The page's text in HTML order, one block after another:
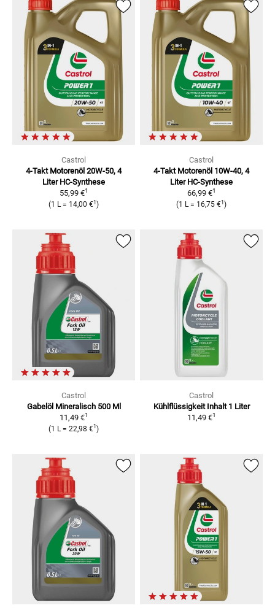
Castrol
4-Takt Motorenöl 20W-50, 4
Liter HC-Synthese
55,99 €1
(1 L= 14,00 €1 )
Castrol
4-Takt Motorenöl 10W-40, 4
Liter HC-Synthese
66,99 €1
(1 L= 16,75 €1 )
Castrol
Gabelöl Mineralisch 500 Ml
11,49 €1
(1 L = 22,98 €1 )
Castrol
Kühlflüssigkeit Inhalt 1 Liter
11,49 €1